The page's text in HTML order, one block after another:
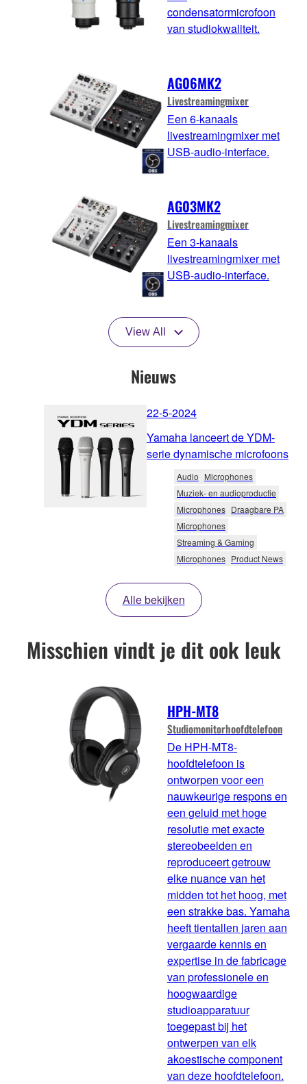
condensatormicrofoon
van studiokwaliteit.
AG06MK2
Livestreamingmixer
Een 6-kanaals
livestreamingmixer met
USB-audio-interface.
AG03MK2
Livestreamingmixer
Een 3-kanaals
livestreamingmixer met
USB-audio-interface.
View All
Nieuws
22-5-2024
Yamaha lanceert de YDM-
serie dynamische microfoons
Audio Microphones
Muziek- en audioproductie
Microphones Draagbare PA
Microphones
Streaming & Gaming
Microphones Product News
Alle bekijken
Misschien vindt je dit ook leuk
HPH-MT8
Studiomonitorhoofdtelefoon
De HPH-MT8-
hoofdtelefoon is
ontworpen voor een
nauwkeurige respons en
een geluid met hoge
resolutie met exacte
stereobeelden en
reproduceert getrouw
elke nuance van het
midden tot het hoog, met
een strakke bas. Yamaha
heeft tientallen jaren aan
vergaarde kennis en
expertise in de fabricage
van professionele en
hoogwaardige
studioapparatuur
toegepast bij het
ontwerpen van elk
akoestische component
van deze hoofdtelefoon.